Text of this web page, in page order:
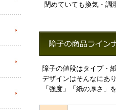
閉めていても換気・調
障子の値段はタイプ・
デザインはそんなにあ
「強度」「紙の厚さ」